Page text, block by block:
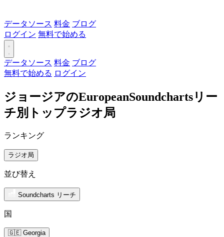
データソース 料金 ブログ
ログイン 無料で始める
データソース 料金 ブログ
無料で始める ログイン
ジョージアのEuropeanSoundchartsリー
チ別トップラジオ局
ランキング
ラジオ局
並び替え
Soundcharts リーチ
国
🇬🇪 Georgia